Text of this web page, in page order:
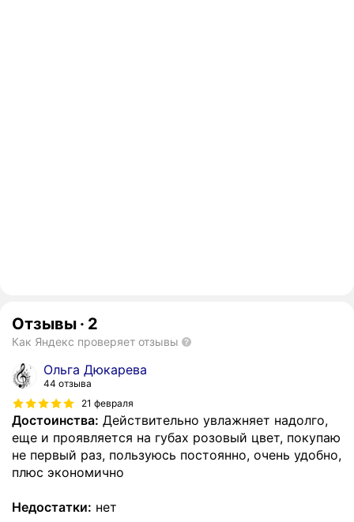
Отзывы · 2
Как Яндекс проверяет отзывы
Ольга Дюкарева
44 отзыва
21 февраля
Достоинства: Действительно увлажняет надолго,
еще и проявляется на губах розовый цвет, покупаю
не первый раз, пользуюсь постоянно, очень удобно,
плюс экономично
Недостатки: нет